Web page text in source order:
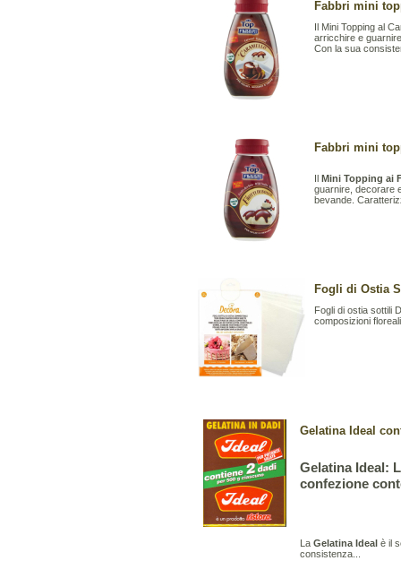
Fabbri mini
Il Mini Topping al
arricchire e
Con la sua
Fabbri mini
Il Mini Topping ai
guarnire, decorare
bevande.
Fogli di Ostia
Fogli di ostia sottili
composizioni
Gelatina Ideal
Gelatina Ideal:
confezione
La Gelatina Ideal è il
consistenza...